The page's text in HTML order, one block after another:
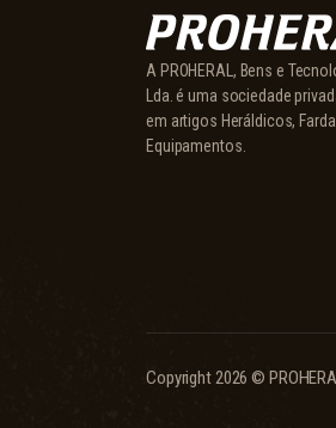
A PROHERAL, Bens e
Lda. é uma sociedade
em artigos Heráldicos,
Equipamentos.
Copyright 2026 ©